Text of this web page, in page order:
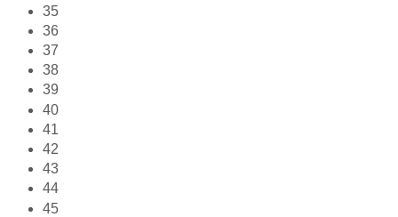
35
36
37
38
39
40
41
42
43
44
45